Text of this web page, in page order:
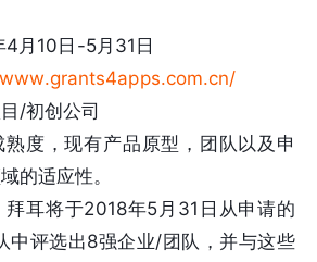
月10日-5月31日
/初创公司
度，现有产品原型，团队以及申
的适应性。
耳将于2018年5月31日从申请的
中评选出8强企业/团队，并与这些